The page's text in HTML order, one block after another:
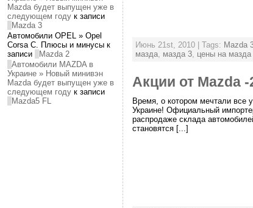
Июнь 21st, 2010 | Tags: Mazda
мазда, мазда 3, цены на мазда
Акции от Mazda -
Время, о котором мечтали все
Украине! Официальный
распродаже склада
становятся [...]
Mazda будет выпущен уже в
следующем году к записи
Mazda 3
Автомобили OPEL » Opel
Corsa C. Плюсы и минусы к
записи
Mazda 2
Автомобили MAZDA в
Украине » Новый минивэн
Mazda будет выпущен уже в
следующем году к записи
Mazda5 FL